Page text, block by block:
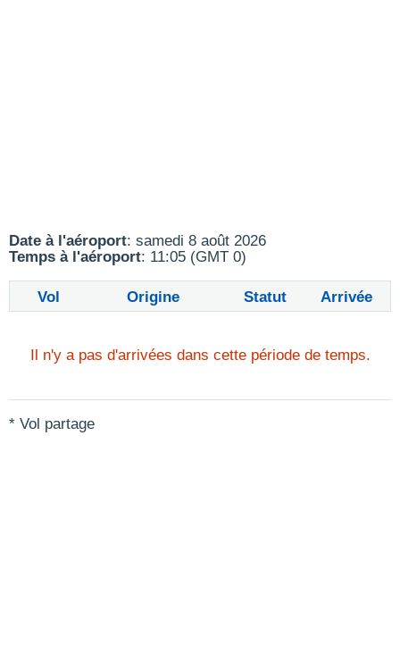
Date à l'aéroport: samedi 8 août 2026
Temps à l'aéroport: 11:05 (GMT 0)
Vol Origine Statut Arrivée
Il n'y a pas d'arrivées dans cette période de temps.
* Vol partage